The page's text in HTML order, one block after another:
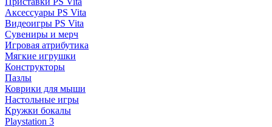
Аксессуары PS Vita
Видеоигры PS Vita
Сувениры и мерч
Игровая атрибутика
Мягкие игрушки
Конструкторы
Пазлы
Коврики для мыши
Настольные игры
Кружки бокалы
Playstation 3